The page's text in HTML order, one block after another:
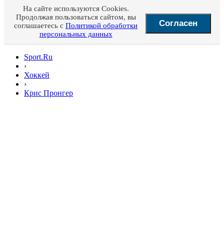
На сайте используются Cookies.
Продолжая пользоваться сайтом, вы
соглашаетесь с Политикой обработки
персональных данных
Согласен
Sport.Ru
›
Хоккей
›
Крис Пронгер